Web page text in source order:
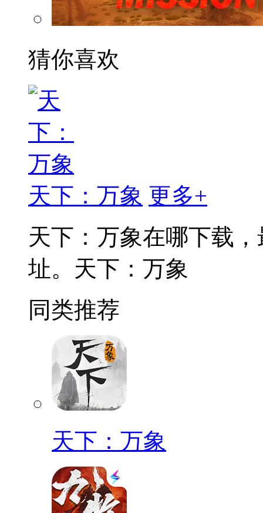
猜你喜欢
天下：万象 更多+
天下：万象在哪下载
址。天下：万象
同类推荐
天下：万象